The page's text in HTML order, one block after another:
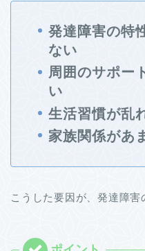
発達障害の特
ない
周囲のサポー
い
生活習慣が乱
家族関係があ
こうした要因が、発達障害